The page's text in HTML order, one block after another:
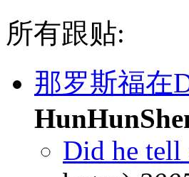
所有跟贴:
那罗斯福在
Did he tell